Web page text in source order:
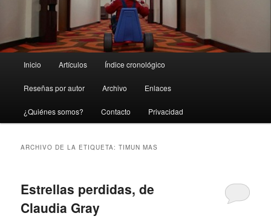
principal
Inicio Artículos Índice cronológico
Reseñas por autor Archivo Enlaces
¿Quiénes somos? Contacto Privacidad
ARCHIVO DE LA ETIQUETA:TIMUN MAS
Estrellas perdidas, de
Claudia Gray